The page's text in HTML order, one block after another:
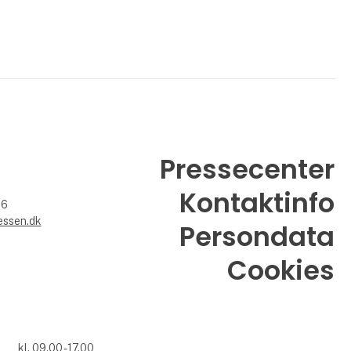
kl. 09.00 - 17.00
Pressecenter
Kontaktinfo
Persondata
Cookies